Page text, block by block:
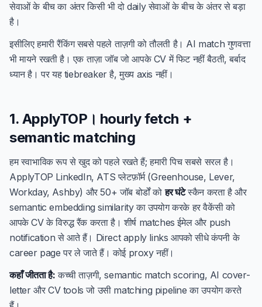
सेवाओं के बीच का अंतर किसी भी दो daily सेवाओं के बीच के अंतर से बड़ा
है।
इसीलिए हमारी रैंकिंग सबसे पहले ताज़गी को तौलती है। AI match गुणवत्ता
भी मायने रखती है। एक ताज़ा जॉब जो आपके CV में फिट नहीं बैठती, बर्बाद
ध्यान है। पर यह tiebreaker है, मुख्य axis नहीं।
1. ApplyTOP। hourly fetch +
semantic matching
हम स्वाभाविक रूप से खुद को पहले रखते हैं; हमारी पिच सबसे सरल है।
ApplyTOP LinkedIn, ATS प्लेटफ़ॉर्म (Greenhouse, Lever,
Workday, Ashby) और 50+ जॉब बोर्डों कोहर घंटेस्कैन करता है और
semantic embedding similarity का उपयोग करके हर वैकेंसी को
आपके CV के विरुद्ध रैंक करता है। शीर्ष matches ईमेल और push
notification से आते हैं। Direct apply links आपको सीधे कंपनी के
career page पर ले जाते हैं। कोई proxy नहीं।
कहाँ जीतता है: कच्ची ताज़गी, semantic match scoring, AI cover-
letter और CV tools जो उसी matching pipeline का उपयोग करते